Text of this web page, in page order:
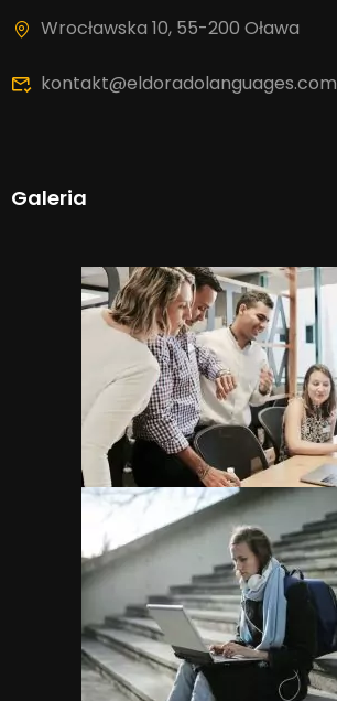
Wrocławska 10, 55-200 Oława
kontakt@eldoradolanguages.com
Galeria